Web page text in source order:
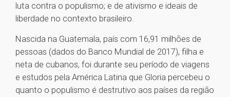
luta contra o populismo; e de ativismo e ideais de
liberdade no contexto brasileiro.
Nascida na Guatemala, país com 16,91 milhões de
pessoas (dados do Banco Mundial de 2017), filha e
neta de cubanos, foi durante seu período de viagens
e estudos pela América Latina que Gloria percebeu o
quanto o populismo é destrutivo aos países da região